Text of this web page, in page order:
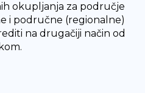
okupljanja za područje
i područne (regionalne)
na drugačiji način od